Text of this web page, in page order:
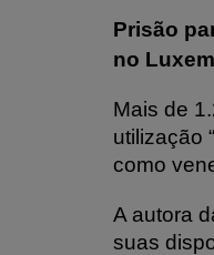
Prisão
no
Mais de
utilização
como
A autora
suas